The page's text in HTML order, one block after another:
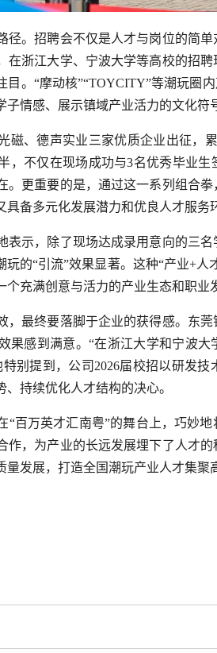
径。招聘会不仅是人才与岗位的简
在浙江大学、宁波大学等高校的招
。“摩动核”“TOYCITY”等潮玩圈
情感、展示镇域产业活力的文化符
磁、德声实业三家优质企业出征，
，不仅在现场成功与3名优秀毕业
。更重要的是，通过这一系列组合
备多元化发展潜力和优良人才服务
表示，除了现场达成录用意向的三
的“引流”效果显著。这种“产业+人
充满创意与活力的产业生态和职业
，最终要落脚于企业的获得感。东
果感到满意。“在浙江大学和宁波大
别提到，公司2026届校招以研发
持续优化人才结构的决心。
“百万英才汇南粤”的舞台上，巧妙地
作，为产业的长远发展埋下了人才
发展，打造全国潮玩产业人才集聚